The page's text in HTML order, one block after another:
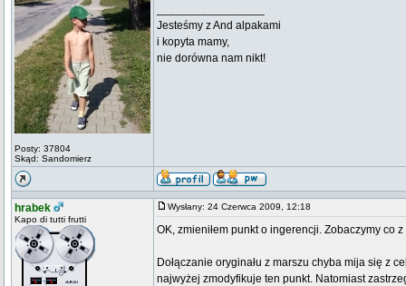
Posty: 37804
Skąd: Sandomierz
Jesteśmy z And alpakami
i kopyta mamy,
nie dorówna nam nikt!
hrabek
Kapo di tutti frutti
Wysłany: 24 Czerwca 2009, 12:18
OK, zmieniłem punkt o ingerencji. Zobaczymy co
Dołączanie oryginału z marszu chyba mija się z
najwyżej zmodyfikuje ten punkt. Natomiast